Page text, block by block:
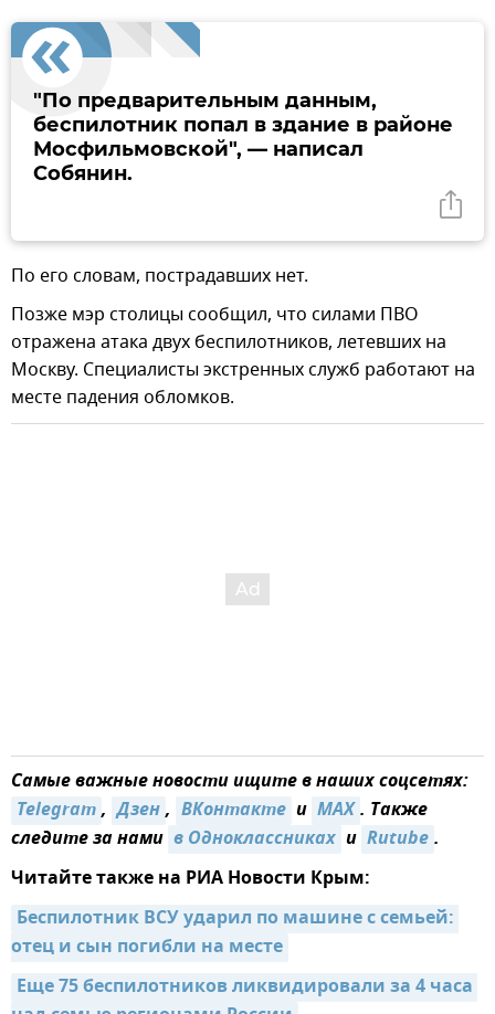
"По предварительным данным,
беспилотник попал в здание в районе
Мосфильмовской", — написал
Собянин.
По его словам, пострадавших нет.
Позже мэр столицы сообщил, что силами ПВО
отражена атака двух беспилотников, летевших на
Москву. Специалисты экстренных служб работают на
месте падения обломков.
Самые важные новости ищите в наших соцсетях:
Telegram, Дзен, ВКонтакте и MAX. Также
следите за нами в Одноклассниках и Rutube.
Читайте также на РИА Новости Крым:
Беспилотник ВСУ ударил по машине с семьей:
отец и сын погибли на месте
Еще 75 беспилотников ликвидировали за 4 часа